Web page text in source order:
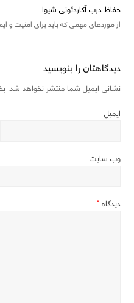
حفاظ درب آکاردئونی شیوا
از موردهای مهمی که باید برای امنیت و
دیدگاهتان را بنویسید
نشانی ایمیل شما منتشر نخواهد شد.
ایمیل
وب‌ سایت
دیدگاه*